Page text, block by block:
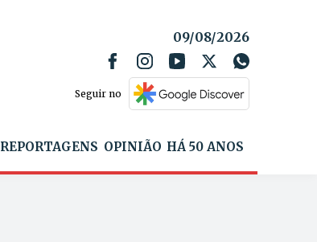
09/08/2026
Seguir no
REPORTAGENS OPINIÃO HÁ 50 ANOS